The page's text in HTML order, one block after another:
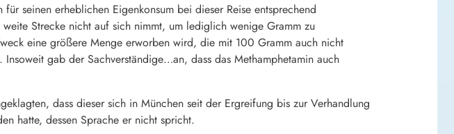
seinen erheblichen Eigenkonsum bei dieser Reise entsprechend
Strecke nicht auf sich nimmt, um lediglich wenige Gramm zu
eine größere Menge erworben wird, die mit 100 Gramm auch nicht
gab der Sachverständige…an, dass das Methamphetamin auch
dass dieser sich in München seit der Ergreifung bis zur Verhandlung
hatte, dessen Sprache er nicht spricht.